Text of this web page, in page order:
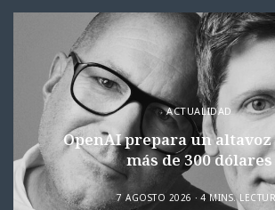
ACTUALIDAD
OpenAI prepara un altavoz
más de 300 dólares
7 AGOSTO 2026 4 MINS.